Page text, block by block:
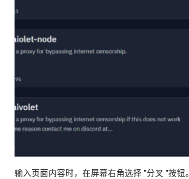
输入页面内容时，在屏幕右角选择 "分叉 "按钮。